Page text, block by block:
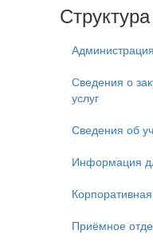
Структура
Администрация
Сведения о
услуг
Сведения об
Информация
Приёмное